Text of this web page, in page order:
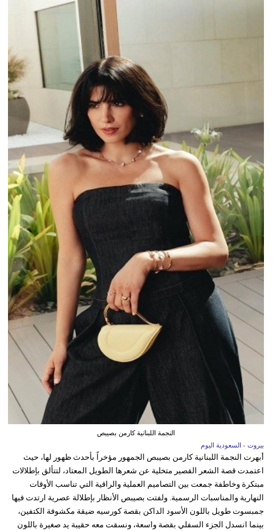
النجمة اللبنانية كارمن بصيبص
بيروت - السعودية اليوم
أبهرت النجمة اللبنانية كارمن بصيبص الجمهور مؤخراً بأحدث ظهور لها، حيث
اعتمدت قصة الشعر القصير متخلية عن شعرها الطويل المعتاد، لتتألق بإطلالات
مبتكرة وخاطفة جمعت بين التصاميم العملية والراقية التي تناسب الأوقات
النهارية والمناسبات الرسمية. ولفتت بصيبص الأنظار بإطلالة عصرية ارتدت فيها
جمبسوت طويل باللون الأسود الداكن بقصة كورسيه ضيقة مكشوفة الكتفين،
بينما انسدل الجزء السفلي بقصة واسعة، ونسقت معه حقيبة يد صغيرة باللون